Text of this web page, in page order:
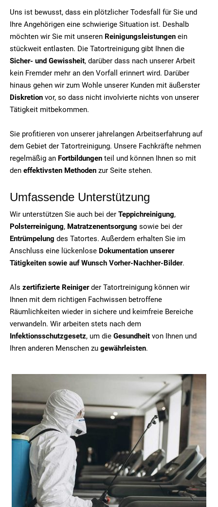
Uns ist bewusst, dass ein plötzlicher Todesfall für Sie und
Ihre Angehörigen eine schwierige Situation ist. Deshalb
möchten wir Sie mit unseren Reinigungsleistungen ein
stückweit entlasten. Die Tatortreinigung gibt Ihnen die
Sicher- und Gewissheit, darüber dass nach unserer Arbeit
kein Fremder mehr an den Vorfall erinnert wird. Darüber
hinaus gehen wir zum Wohle unserer Kunden mit äußerster
Diskretion vor, so dass nicht involvierte nichts von unserer
Tätigkeit mitbekommen.
Sie profitieren von unserer jahrelangen Arbeitserfahrung auf
dem Gebiet der Tatortreinigung. Unsere Fachkräfte nehmen
regelmäßig an Fortbildungen teil und können Ihnen so mit
den effektivsten Methoden zur Seite stehen.
Umfassende Unterstützung
Wir unterstützen Sie auch bei der Teppichreinigung,
Polsterreinigung, Matratzenentsorgung sowie bei der
Entrümpelung des Tatortes. Außerdem erhalten Sie im
Anschluss eine lückenlose Dokumentation unserer
Tätigkeiten sowie auf Wunsch Vorher-Nachher-Bilder.
Als zertifizierte Reinigerder Tatortreinigung können wir
Ihnen mit dem richtigen Fachwissen betroffene
Räumlichkeiten wieder in sichere und keimfreie Bereiche
verwandeln. Wir arbeiten stets nach dem
Infektionsschutzgesetz, um die Gesundheit von Ihnen und
Ihren anderen Menschen zu gewährleisten.